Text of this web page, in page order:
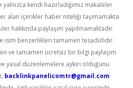
kendi hazırladığımız makaleler
alan içerikler haber niteliği taşımamakta
hakkında paylaşım yapılmamaktadır.
isim benzerlikleri tamamen tesadüfidir.
ve tamamen ücretsiz bir bilgi paylaşım
yasal düzenlemelere aykırı olduğunu
backlinkpanelicomtr@gmail.com